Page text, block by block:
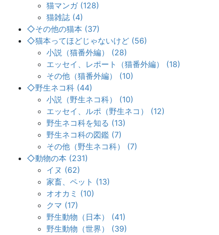
猫マンガ (128)
猫雑誌 (4)
◇その他の猫本 (37)
◇猫本ってほどじゃないけど (56)
小説（猫番外編） (28)
エッセイ、レポート（猫番外編） (18)
その他（猫番外編） (10)
◇野生ネコ科 (44)
小説（野生ネコ科） (10)
エッセイ、ルポ（野生ネコ） (12)
野生ネコ科を知る (13)
野生ネコ科の図鑑 (7)
その他（野生ネコ科） (7)
◇動物の本 (231)
イヌ (62)
家畜、ペット (13)
オオカミ (10)
クマ (17)
野生動物（日本） (41)
野生動物（世界） (39)